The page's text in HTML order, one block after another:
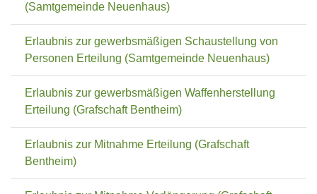
(Samtgemeinde Neuenhaus)
Erlaubnis zur gewerbsmäßigen Schaustellung von
Personen Erteilung (Samtgemeinde Neuenhaus)
Erlaubnis zur gewerbsmäßigen Waffenherstellung
Erteilung (Grafschaft Bentheim)
Erlaubnis zur Mitnahme Erteilung (Grafschaft
Bentheim)